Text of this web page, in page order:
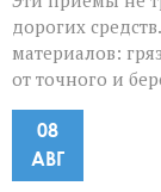
дорогих
материалов:
от точного и
08
АВГ